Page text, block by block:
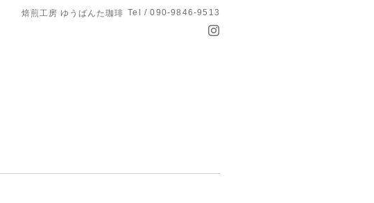
焙煎工房 ゆうばんた珈琲 Tel / 090-9846-9513